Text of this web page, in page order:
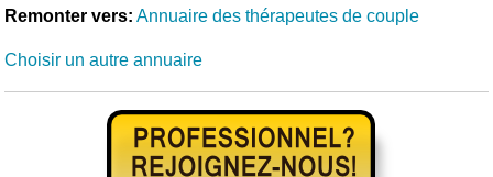
Remonter vers: Annuaire des thérapeutes de couple
Choisir un autre annuaire